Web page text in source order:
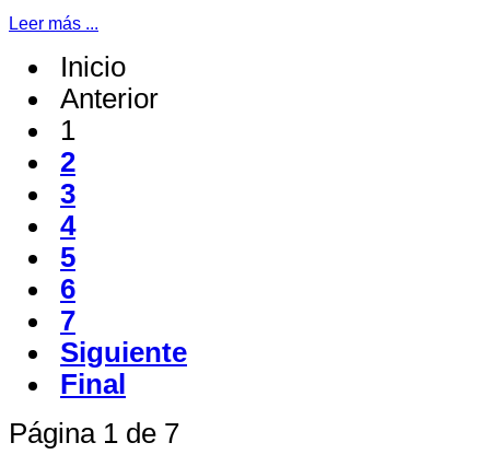
Leer más ...
Inicio
Anterior
1
2
3
4
5
6
7
Siguiente
Final
Página 1 de 7